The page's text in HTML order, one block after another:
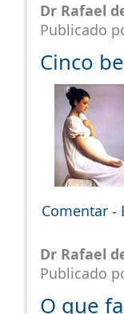
Dr Rafael
Publicado
Cinco
Comentar -
Dr Rafael
Publicado
O que